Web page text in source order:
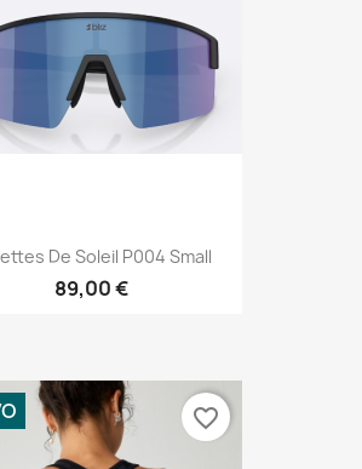
De Soleil P004 Small
89,00 €
favorite_border